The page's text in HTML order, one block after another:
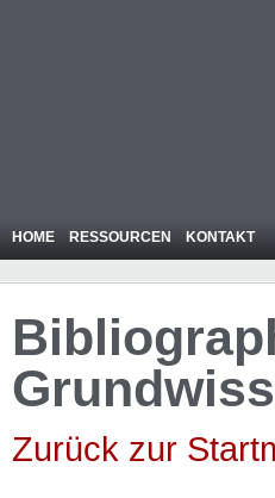
HOME RESSOURCEN KONTAKT
Zurück zur